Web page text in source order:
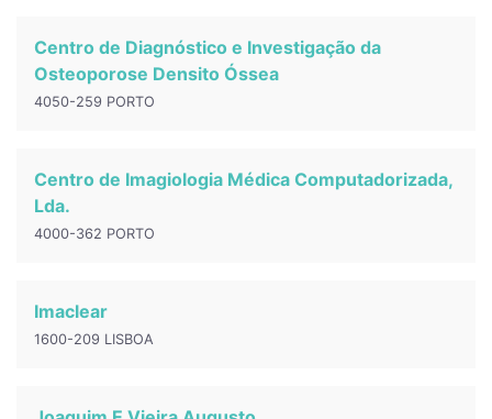
Centro de Diagnóstico e Investigação da
Osteoporose Densito Óssea
4050-259 PORTO
Centro de Imagiologia Médica Computadorizada,
Lda.
4000-362 PORTO
Imaclear
1600-209 LISBOA